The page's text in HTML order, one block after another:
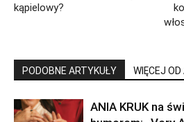
kąpielowy?
PODOBNE ARTYKUŁY WIĘCEJ
ANIA KRUK na